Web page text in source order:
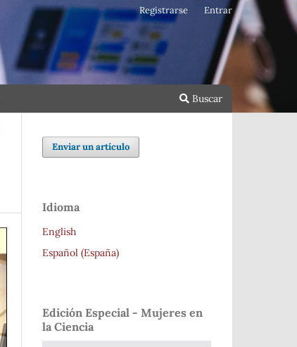
Buscar
Registrarse Entrar
Enviar un artículo
Idioma
English
Español (España)
Edición Especial - Mujeres en
la Ciencia